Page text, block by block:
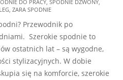
DO PRACY, SPODNIE DZWONY,
, ZARA SPODNIE
Przewodnik po
Szerokie spodnie to
ostatnich lat – są wygodne,
stylizacyjnych. W dobie
się na komforcie, szerokie